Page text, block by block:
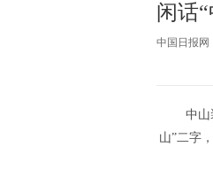
闲话
中国日报网
中山
山”二字